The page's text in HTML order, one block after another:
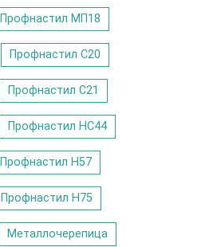
Профнастил МП18
Профнастил С20
Профнастил С21
Профнастил НС44
Профнастил Н57
Профнастил Н75
Металлочерепица